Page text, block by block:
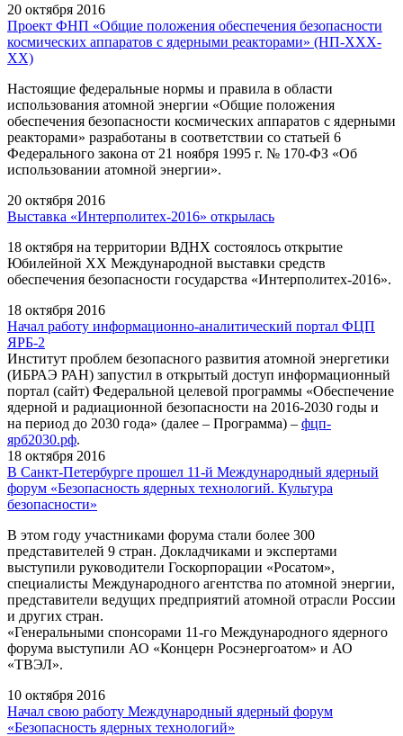
20 октября 2016
Проект ФНП «Общие положения обеспечения безопасности
космических аппаратов с ядерными реакторами» (НП-ХХХ-
ХХ)
Настоящие федеральные нормы и правила в области
использования атомной энергии «Общие положения
обеспечения безопасности космических аппаратов с ядерными
реакторами» разработаны в соответствии со статьей 6
Федерального закона от 21 ноября 1995 г. № 170-ФЗ «Об
использовании атомной энергии».
20 октября 2016
Выставка «Интерполитех-2016» открылась
18 октября на территории ВДНХ состоялось открытие
Юбилейной XX Международной выставки средств
обеспечения безопасности государства «Интерполитех-2016».
18 октября 2016
Начал работу информационно-аналитический портал ФЦП
ЯРБ-2
Институт проблем безопасного развития атомной энергетики
(ИБРАЭ РАН) запустил в открытый доступ информационный
портал (сайт) Федеральной целевой программы «Обеспечение
ядерной и радиационной безопасности на 2016-2030 годы и
на период до 2030 года» (далее – Программа) – фцп-
ярб2030.рф.
18 октября 2016
В Санкт-Петербурге прошел 11-й Международный ядерный
форум «Безопасность ядерных технологий. Культура
безопасности»
В этом году участниками форума стали более 300
представителей 9 стран. Докладчиками и экспертами
выступили руководители Госкорпорации «Росатом»,
специалисты Международного агентства по атомной энергии,
представители ведущих предприятий атомной отрасли России
и других стран.
«Генеральными спонсорами 11-го Международного ядерного
форума выступили АО «Концерн Росэнергоатом» и АО
«ТВЭЛ».
10 октября 2016
Начал свою работу Международный ядерный форум
«Безопасность ядерных технологий»